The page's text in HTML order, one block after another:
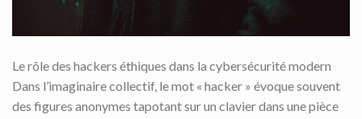
Le rôle des hackers éthiques dans la cybersécurité modern
Dans l’imaginaire collectif, le mot « hacker » évoque souvent
des figures anonymes tapotant sur un clavier dans une pièce